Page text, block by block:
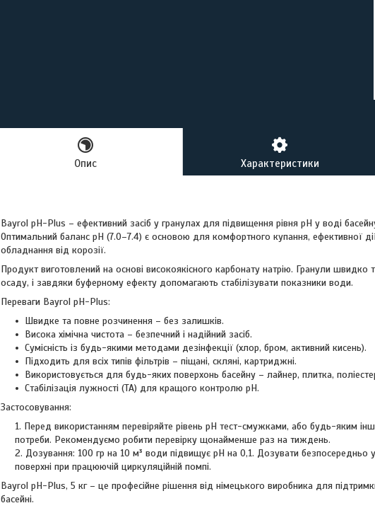
Опис Характеристики
Bayrol pH-Plus – ефективний засіб у гранулах для підвищення рівня pH у воді
Оптимальний баланс pH (7.0–7.4) є основою для комфортного купання, ефективної
обладнання від корозії.
Продукт виготовлений на основі високоякісного карбонату натрію. Гранули
осаду, і завдяки буферному ефекту допомагають стабілізувати показники води.
Переваги Bayrol pH-Plus:
Швидке та повне розчинення – без залишків.
Висока хімічна чистота – безпечний і надійний засіб.
Сумісність із будь-якими методами дезінфекції (хлор, бром, активний кисень).
Підходить для всіх типів фільтрів – піщані, скляні, картриджні.
Використовується для будь-яких поверхонь басейну – лайнер, плитка,
Стабілізація лужності (ТА) для кращого контролю pH.
Застосовування:
Перед використанням перевіряйте рівень pH тест-смужками, або будь-яким
потреби. Рекомендуємо робити перевірку щонайменше раз на тиждень.
Дозування: 100 гр на 10 м³ води підвищує pH на 0,1. Дозувати безпосередньо
поверхні при працюючій циркуляційній помпі.
Bayrol pH-Plus, 5 кг – це професійне рішення від німецького виробника для
басейні.